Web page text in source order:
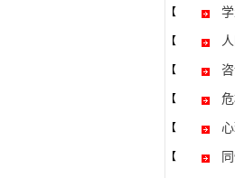
【
【
【
【
【
【